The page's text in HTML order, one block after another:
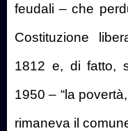
feudali – che
Costituzione
1812 e, di fatto,
1950 – “la
rimaneva il